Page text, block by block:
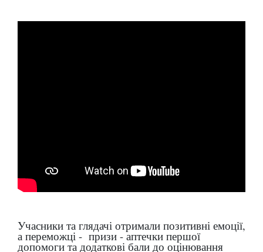
Учасники та глядачі отримали позитивні емоції,
а переможці - призи - аптечки першої
допомоги та додаткові бали до оцінювання